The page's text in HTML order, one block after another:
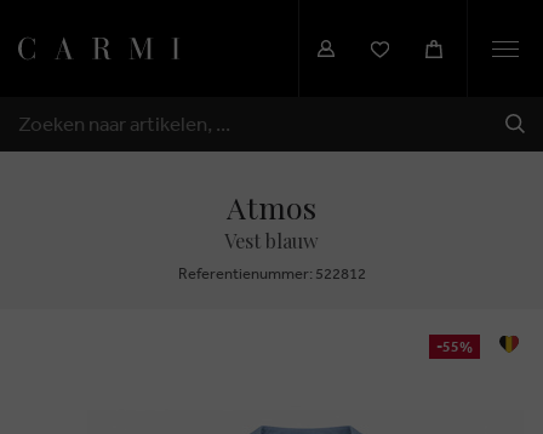
ZOEKEN
Atmos
Vest blauw
Referentienummer: 522812
-55%